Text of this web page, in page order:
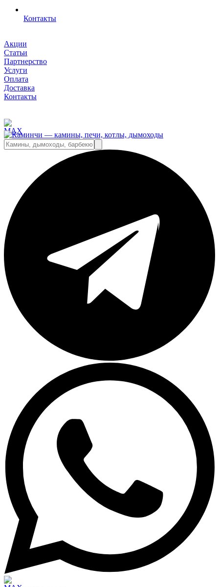
Контакты
Акции
Статьи
Партнерство
Услуги
Оплата
Доставка
Контакты